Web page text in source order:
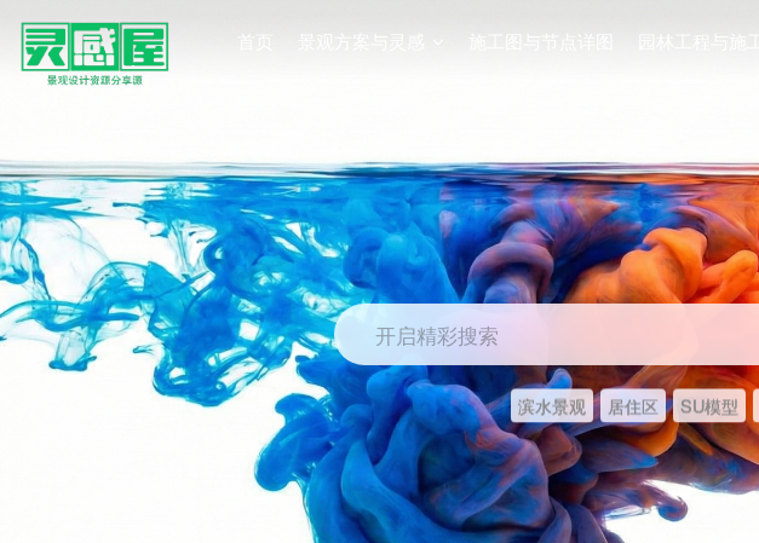
首页 景观方案与灵感 施工图与节点详图 园林工程与施工
开启精彩搜索
滨水景观 居住区 SU模型